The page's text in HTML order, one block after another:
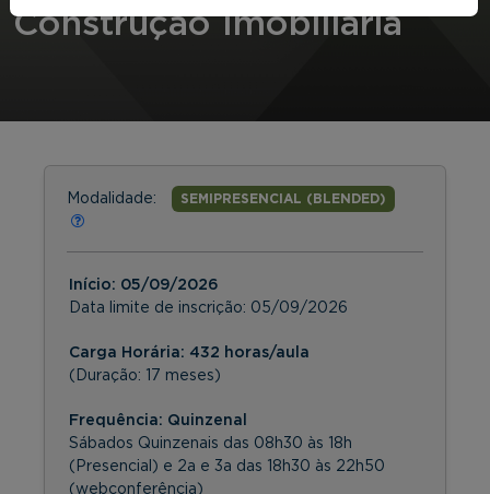
Construção Imobiliária
Modalidade: SEMIPRESENCIAL (BLENDED)
Início: 05/09/2026
Data limite de inscrição: 05/09/2026
Carga Horária: 432 horas/aula
(Duração: 17 meses)
Frequência: Quinzenal
Sábados Quinzenais das 08h30 às 18h
(Presencial) e 2a e 3a das 18h30 às 22h50
(webconferência)